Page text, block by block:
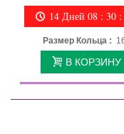
14 Дней 08 : 29 :
Размер Кольца :
В КОРЗИНУ